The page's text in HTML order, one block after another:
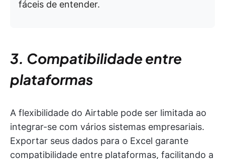
fáceis de entender.
3. Compatibilidade entre
plataformas
A flexibilidade do Airtable pode ser limitada ao
integrar-se com vários sistemas empresariais.
Exportar seus dados para o Excel garante
compatibilidade entre plataformas, facilitando a